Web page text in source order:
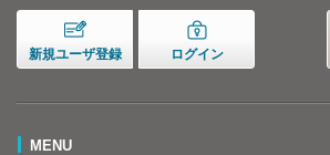
新規ユーザ登録 ログイン
MENU